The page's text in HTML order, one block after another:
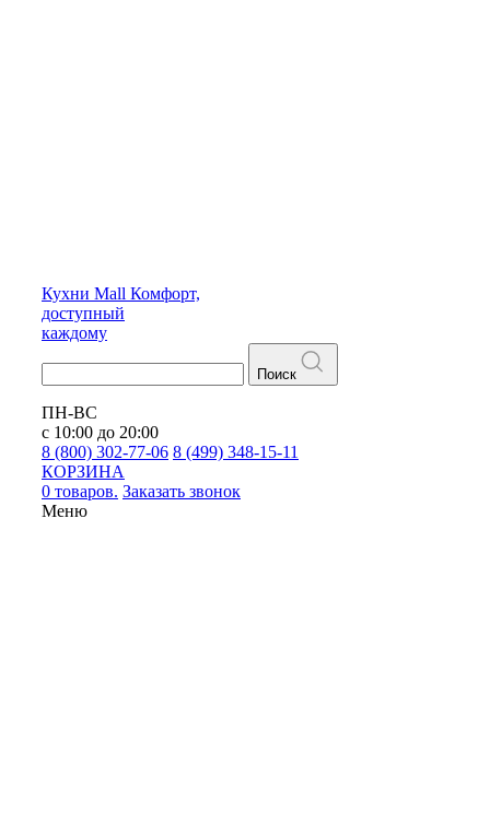
Кухни Mall Комфорт,
доступный
каждому
Поиск
ПН-ВС
с 10:00 до 20:00
8 (800) 302-77-06 8 (499) 348-15-11
КОРЗИНА
0 товаров. Заказать звонок
Меню